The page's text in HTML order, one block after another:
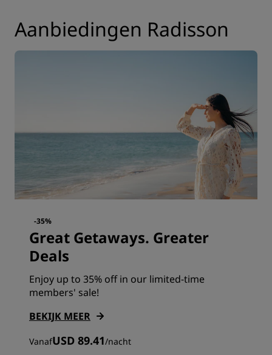
Aanbiedingen Radisson
-35%
Great Getaways. Greater
Deals
Enjoy up to 35% off in our limited-time
members' sale!
BEKIJK MEER
VanafUSD 89.41/nacht